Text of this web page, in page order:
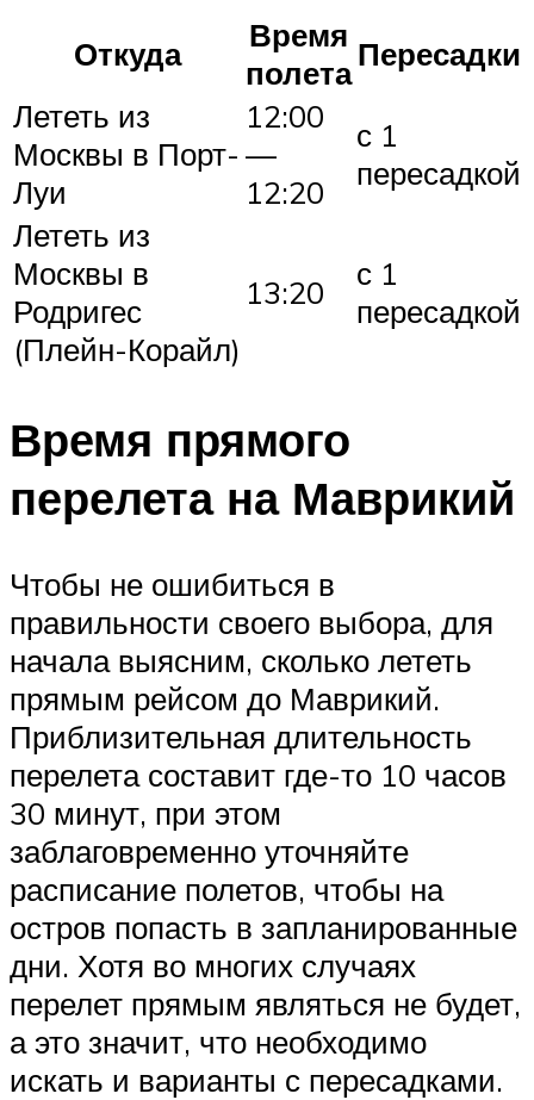
Откуда
Время
полетаПересадки
Лететь из
Москвы в Порт-
Луи
12:00
—
12:20
с 1
пересадкой
Лететь из
Москвы в
Родригес
(Плейн-Корайл)
13:20
с 1
пересадкой
Время прямого
перелета на Маврикий
Чтобы не ошибиться в
правильности своего выбора, для
начала выясним, сколько лететь
прямым рейсом до Маврикий.
Приблизительная длительность
перелета составит где-то 10 часов
30 минут, при этом
заблаговременно уточняйте
расписание полетов, чтобы на
остров попасть в запланированные
дни. Хотя во многих случаях
перелет прямым являться не будет,
а это значит, что необходимо
искать и варианты с пересадками.